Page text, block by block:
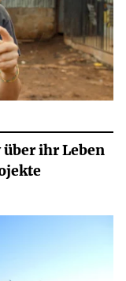
ihr Leben